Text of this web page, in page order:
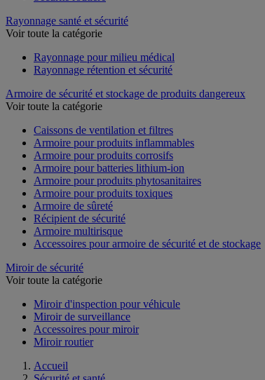
Rayonnage santé et sécurité
Voir toute la catégorie
Rayonnage pour milieu médical
Rayonnage rétention et sécurité
Armoire de sécurité et stockage de produits dangereux
Voir toute la catégorie
Caissons de ventilation et filtres
Armoire pour produits inflammables
Armoire pour produits corrosifs
Armoire pour batteries lithium-ion
Armoire pour produits phytosanitaires
Armoire pour produits toxiques
Armoire de sûreté
Récipient de sécurité
Armoire multirisque
Accessoires pour armoire de sécurité et de stockage
Miroir de sécurité
Voir toute la catégorie
Miroir d'inspection pour véhicule
Miroir de surveillance
Accessoires pour miroir
Miroir routier
Accueil